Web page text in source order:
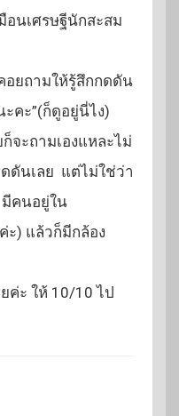
อนเศรษฐีนักสะสม
ยถามให้รู้สึกกดดัน
คะ”(ก็ดูอยู่นี่ไง)
จะถามเองแหละไม่
ดันเลย แต่ไม่ใช่ว่า
คนอยู่ใน
) แล้วก็มีกล้อง
ค่ะ ให้ 10/10 ไป